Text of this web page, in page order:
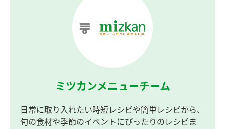
ミツカンメニューチーム
日常に取り入れたい時短レシピや簡単レシピから、
旬の食材や季節のイベントにぴったりのレシピま